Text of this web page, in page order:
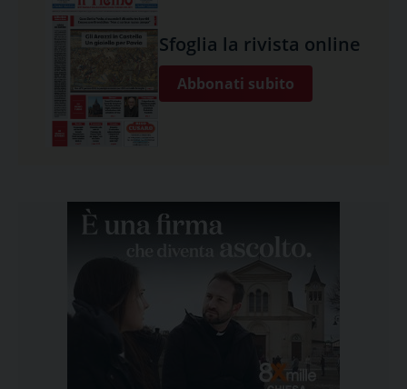
Sfoglia la rivista online
Abbonati subito